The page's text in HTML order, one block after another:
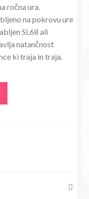
ročna ura.
na pokrovu ure
SL68 ali
natančnost
ki traja in traja.